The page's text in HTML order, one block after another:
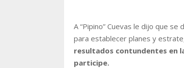
A “Pipino” Cuevas le dijo que
para establecer planes y
resultados contundentes en
participe.